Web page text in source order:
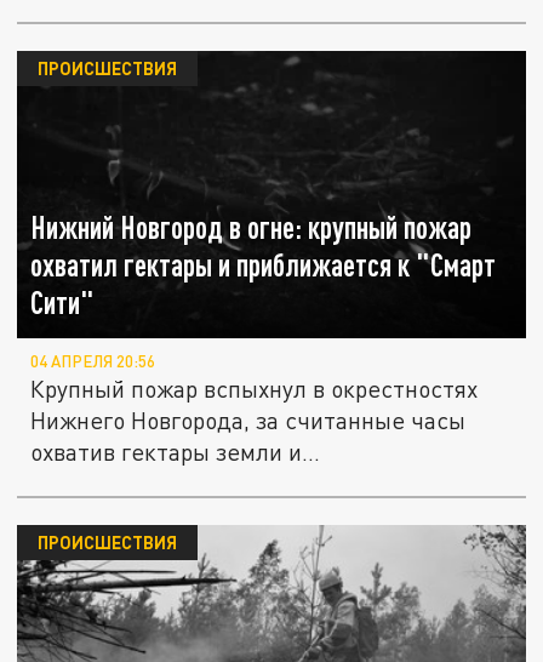
Нижний Новгород в огне: крупный пожар
охватил гектары и приближается к "Смарт
Сити"
ПРОИСШЕСТВИЯ
04 АПРЕЛЯ 20:56
Крупный пожар вспыхнул в окрестностях
Нижнего Новгорода, за считанные часы
охватив гектары земли и...
ПРОИСШЕСТВИЯ